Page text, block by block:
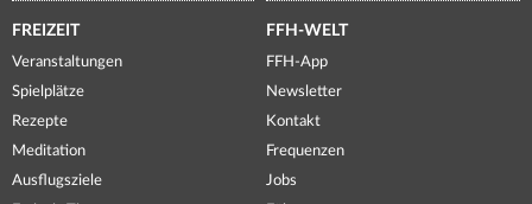
FREIZEIT
Veranstaltungen
Spielplätze
Rezepte
Meditation
Ausflugsziele
FFH-WELT
FFH-App
Newsletter
Kontakt
Frequenzen
Jobs